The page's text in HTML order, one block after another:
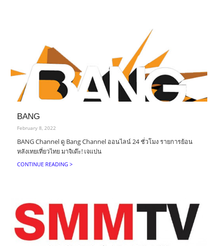
BANG
February 8, 2022
BANG Channel ดู Bang Channel ออนไลน์ 24 ชั่วโมง รายการย้อน
หลังเทยเที่ยวไทย มาจิเด๊ะ! เจแปน
CONTINUE READING >